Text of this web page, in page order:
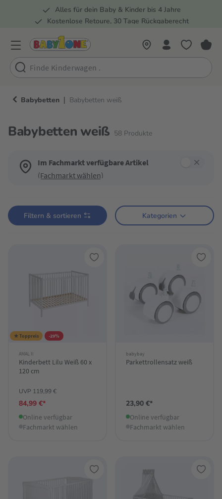
Zur Hauptnavigation springen
Alles für dein Baby & Kinder bis 4 Jahre
Kostenlose Retoure, 30 Tage Rückgaberecht
Babybetten | Babybetten weiß
Babybetten weiß 58 Produkte
Im Fachmarkt verfügbare Artikel
(Fachmarkt wählen)
Filtern & sortieren Kategorien
★ Toppreis -29%
AMAL II
Kinderbett Lilu Weiß 60 x
120 cm
UVP 119,99 €
84,99 €*
Online verfügbar
Fachmarkt wählen
babybay
Parkettrollensatz weiß
23,90 €*
Online verfügbar
Fachmarkt wählen